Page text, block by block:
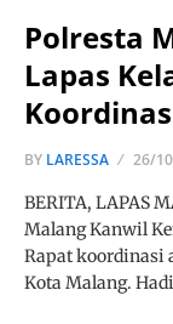
Polresta
Lapas
BY LARESSA 26/
BERITA, LAPAS
Malang Kanwil
Rapat koordinasi
Kota Malang.